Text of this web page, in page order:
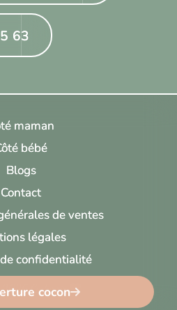
cocon
63
maman
bébé
Blogs
Contact
de ventes
légales
confidentialité
2026Cadarsir